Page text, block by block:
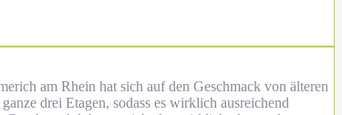
am Rhein hat sich auf den Geschmack von älteren
drei Etagen, sodass es wirklich ausreichend